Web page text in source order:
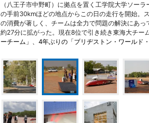
（八王子市中野町）に拠点を置く工学院大学ソー
の手前30kmほどの地点からこの日の走行を開始。
の消費が著しく、チームは全力で問題の解決にあ
約27分に拡がった。現在8位で引き続き東海大チー
ーチーム」、4年ぶりの「ブリヂストン・ワールド